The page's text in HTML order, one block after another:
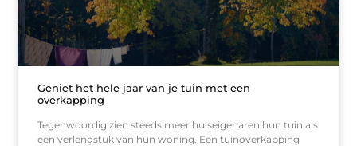
Geniet het hele jaar van je tuin met een
overkapping
Tegenwoordig zien steeds meer huiseigenaren hun tuin als
een verlengstuk van hun woning. Een tuinoverkapping